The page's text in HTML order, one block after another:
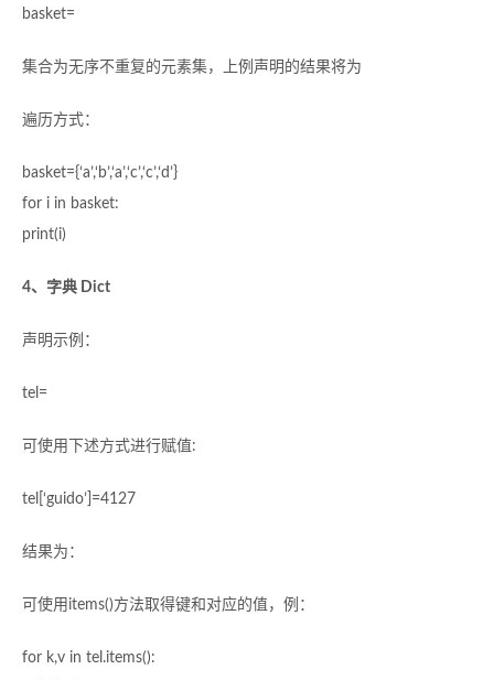
basket=
集合为无序不重复的元素集，上例声明的结果将为
遍历方式：
basket={‘a’,‘b’,‘a’,‘c’,‘c’,‘d’}
for i in basket:
print(i)
4、字典 Dict
声明示例：
tel=
可使用下述方式进行赋值:
tel[‘guido’]=4127
结果为：
可使用items()方法取得键和对应的值，例：
for k,v in tel.items():